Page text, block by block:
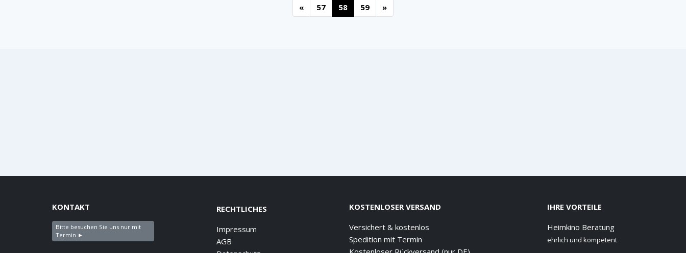
« 57 58 59 »
KONTAKT
Bitte besuchen Sie uns nur mit
Termin ►
RECHTLICHES
Impressum
AGB
KOSTENLOSER VERSAND
Versichert & kostenlos
Spedition mit Termin
IHRE VORTEILE
Heimkino Beratung
ehrlich und kompetent